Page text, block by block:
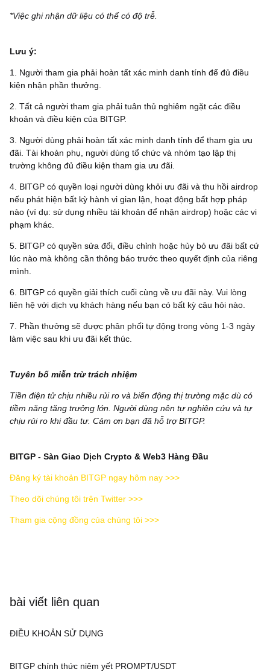
*Việc ghi nhận dữ liệu có thể có độ trễ.
‌Lưu ý:
1. Người tham gia phải hoàn tất xác minh danh tính để đủ điều
kiện nhận phần thưởng.
2. Tất cả người tham gia phải tuân thủ nghiêm ngặt các điều
khoản và điều kiện của BITGP.
3. Người dùng phải hoàn tất xác minh danh tính để tham gia ưu
đãi. Tài khoản phụ, người dùng tổ chức và nhóm tạo lập thị
trường không đủ điều kiện tham gia ưu đãi.
4. BITGP có quyền loại người dùng khỏi ưu đãi và thu hồi airdrop
nếu phát hiện bất kỳ hành vi gian lận, hoạt động bất hợp pháp
nào (ví dụ: sử dụng nhiều tài khoản để nhận airdrop) hoặc các vi
phạm khác.
5. BITGP có quyền sửa đổi, điều chỉnh hoặc hủy bỏ ưu đãi bất cứ
lúc nào mà không cần thông báo trước theo quyết định của riêng
mình.
6. BITGP có quyền giải thích cuối cùng về ưu đãi này. Vui lòng
liên hệ với dịch vụ khách hàng nếu bạn có bất kỳ câu hỏi nào.
7. Phần thưởng sẽ được phân phối tự động trong vòng 1-3 ngày
làm việc sau khi ưu đãi kết thúc.
Tuyên bố miễn trừ trách nhiệm
Tiền điện tử chịu nhiều rủi ro và biến động thị trường mặc dù có
tiềm năng tăng trưởng lớn. Người dùng nên tự nghiên cứu và tự
chịu rủi ro khi đầu tư. Cảm ơn bạn đã hỗ trợ BITGP.
BITGP - Sàn Giao Dịch Crypto & Web3 Hàng Đầu
Đăng ký tài khoản BITGP ngay hôm nay >>>
Theo dõi chúng tôi trên Twitter >>>
Tham gia cộng đồng của chúng tôi >>>
bài viết liên quan
ĐIỀU KHOẢN SỬ DỤNG
BITGP chính thức niêm yết PROMPT/USDT